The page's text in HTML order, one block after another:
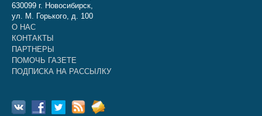
630099 г. Новосибирск,
ул. М. Горького, д. 100
О НАС
КОНТАКТЫ
ПАРТНЕРЫ
ПОМОЧЬ ГАЗЕТЕ
ПОДПИСКА НА РАССЫЛКУ